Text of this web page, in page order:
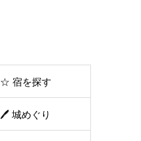
☆ 宿を探す
🖊 城めぐり